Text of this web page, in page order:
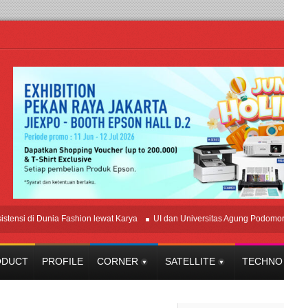
Dunia Fashion lewat Karya UI dan Universitas Agung Podomoro
PROFILE CORNER SATELLITE TECHNO